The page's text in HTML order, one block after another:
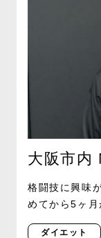
大阪市内
格闘技に興味
めてから5ヶ月
ダイエット